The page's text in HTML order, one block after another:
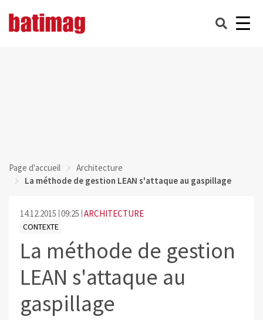
Page d'accueil
Architecture
La méthode de gestion LEAN s'attaque au gaspillage
14.12.2015 09:25 ARCHITECTURE
CONTEXTE
La méthode de gestion
LEAN s'attaque au
gaspillage